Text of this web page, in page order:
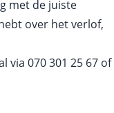
met de juiste
over het verlof,
via 070 301 25 67 of